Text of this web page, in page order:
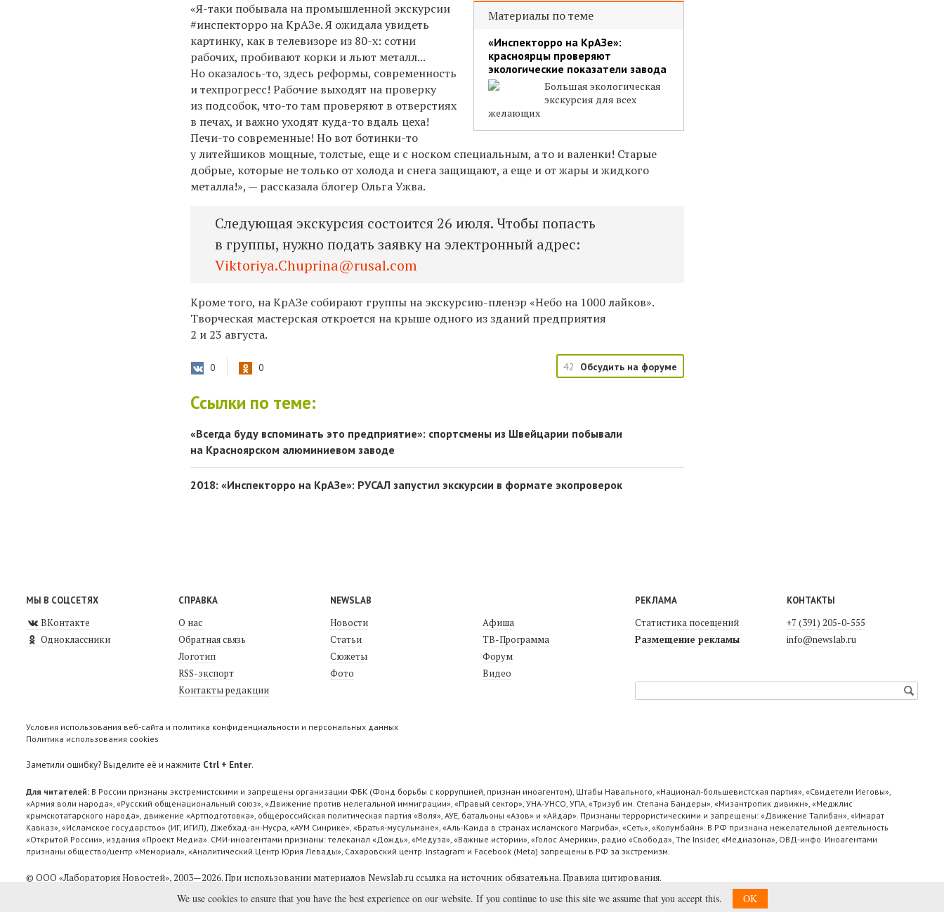
Материалы по теме
«Инспекторро на КрАЗе»:
красноярцы проверяют
экологические показатели завода
Большая экологическая
экскурсия для всех
желающих
«Я-таки побывала на промышленной экскурсии
#инспекторро на КрАЗе. Я ожидала увидеть
картинку, как в телевизоре из 80-х: сотни
рабочих, пробивают корки и льют металл...
Но оказалось-то, здесь реформы, современность
и техпрогресс! Рабочие выходят на проверку
из подсобок, что-то там проверяют в отверстиях
в печах, и важно уходят куда-то вдаль цеха!
Печи-то современные! Но вот ботинки-то
у литейшиков мощные, толстые, еще и с носком специальным, а то и валенки! Старые
добрые, которые не только от холода и снега защищают, а еще и от жары и жидкого
металла!», — рассказала блогер Ольга Ужва.
Следующая экскурсия состоится 26 июля. Чтобы попасть
в группы, нужно подать заявку на электронный адрес:
Viktoriya.Chuprina@rusal.com
Кроме того, на КрАЗе собирают группы на экскурсию-пленэр «Небо на 1000 лайков».
Творческая мастерская откроется на крыше одного из зданий предприятия
2 и 23 августа.
0 0 42 Обсудить на форуме
Ссылки по теме:
«Всегда буду вспоминать это предприятие»: спортсмены из Швейцарии побывали
на Красноярском алюминиевом заводе
2018: «Инспекторро на КрАЗе»: РУСАЛ запустил экскурсии в формате экопроверок
МЫ В СОЦСЕТЯХ
ВКонтакте
Одноклассники
СПРАВКА
О нас
Обратная связь
Логотип
RSS-экспорт
Контакты редакции
NEWSLAB
Новости
Статьи
Сюжеты
Фото
Афиша
ТВ-Программа
Форум
Видео
РЕКЛАМА
Статистика посещений
Размещение рекламы
КОНТАКТЫ
+7 (391) 205-0-555
info@newslab.ru
Условия использования веб-сайта и политика конфиденциальности и персональных данных
Политика использования cookies
Заметили ошибку? Выделите её и нажмите Ctrl + Enter.
Для читателей: В России признаны экстремистскими и запрещены организации ФБК (Фонд борьбы с коррупцией, признан иноагентом), Штабы Навального, «Национал-большевистская партия», «Свидетели Иеговы»,
«Армия воли народа», «Русский общенациональный союз», «Движение против нелегальной иммиграции», «Правый сектор», УНА-УНСО, УПА, «Тризуб им. Степана Бандеры», «Мизантропик дивижн», «Меджлис
крымскотатарского народа», движение «Артподготовка», общероссийская политическая партия «Воля», АУЕ, батальоны «Азов» и «Айдар». Признаны террористическими и запрещены: «Движение Талибан», «Имарат
Кавказ», «Исламское государство» (ИГ, ИГИЛ), Джебхад-ан-Нусра, «АУМ Синрике», «Братья-мусульмане», «Аль-Каида в странах исламского Магриба», «Сеть», «Колумбайн». В РФ признана нежелательной деятельность
«Открытой России», издания «Проект Медиа». СМИ-иноагентами признаны: телеканал «Дождь», «Медуза», «Важные истории», «Голос Америки», радио «Свобода», The Insider, «Медиазона», ОВД-инфо. Иноагентами
признаны общество/центр «Мемориал», «Аналитический Центр Юрия Левады», Сахаровский центр. Instagram и Facebook (Metа) запрещены в РФ за экстремизм.
© ООО «Лаборатория Новоcтей», 2003—2026.При использовании материалов Newslab.ru ссылка на источник обязательна.Правила цитирования.
We use cookies to ensure that you have the best experience on our website. If you continue to use this site we assume that you accept this. OK